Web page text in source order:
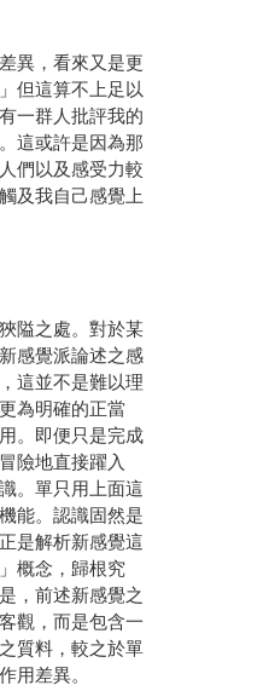
異，看來又是更
但這算不上足以
一群人批評我的
這或許是因為那
們以及感受力較
及我自己感覺上
隘之處。對於某
感覺派論述之感
這並不是難以理
為明確的正當
。即便只是完成
險地直接躍入
。單只用上面這
能。認識固然是
是解析新感覺這
概念，歸根究
，前述新感覺之
觀，而是包含一
質料，較之於單
用差異。